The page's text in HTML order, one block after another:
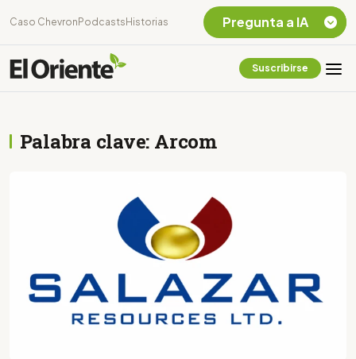
Caso Chevron Podcasts Historias
Suscribirse
Palabra clave: Arcom
Pregunta a IA
tasa minera que rige en